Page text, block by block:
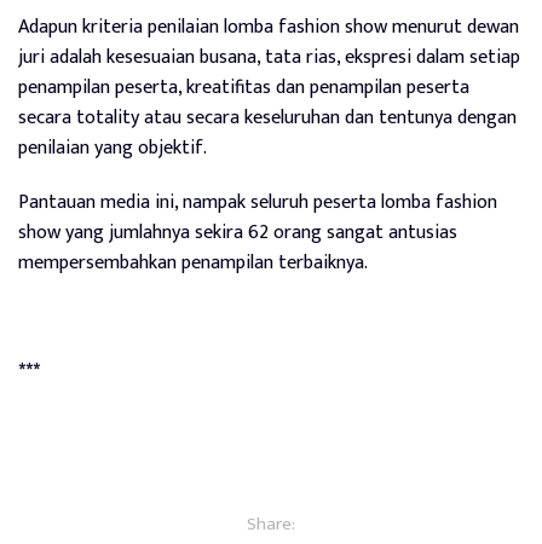
Adapun kriteria penilaian lomba fashion show menurut dewan
juri adalah kesesuaian busana, tata rias, ekspresi dalam setiap
penampilan peserta, kreatifitas dan penampilan peserta
secara totality atau secara keseluruhan dan tentunya dengan
penilaian yang objektif.
Pantauan media ini, nampak seluruh peserta lomba fashion
show yang jumlahnya sekira 62 orang sangat antusias
mempersembahkan penampilan terbaiknya.
***
Share: